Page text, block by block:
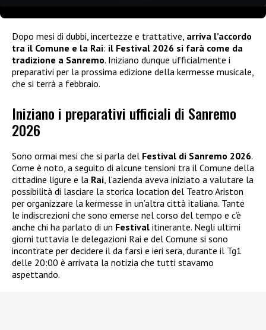
Dopo mesi di dubbi, incertezze e trattative, arriva l’accordo
tra il Comune e la Rai: il Festival 2026 si farà come da
tradizione a Sanremo. Iniziano dunque ufficialmente i
preparativi per la prossima edizione della kermesse musicale,
che si terrà a febbraio.
Iniziano i preparativi ufficiali di Sanremo
2026
Sono ormai mesi che si parla del Festival di Sanremo 2026.
Come è noto, a seguito di alcune tensioni tra il Comune della
cittadine ligure e la Rai, l’azienda aveva iniziato a valutare la
possibilità di lasciare la storica location del Teatro Ariston
per organizzare la kermesse in un’altra città italiana. Tante
le indiscrezioni che sono emerse nel corso del tempo e c’è
anche chi ha parlato di un Festival itinerante. Negli ultimi
giorni tuttavia le delegazioni Rai e del Comune si sono
incontrate per decidere il da farsi e ieri sera, durante il Tg1
delle 20:00 è arrivata la notizia che tutti stavamo
aspettando.